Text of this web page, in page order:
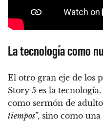
La tecnología como
El otro gran eje de los
Story 5 es la
como sermón de
tiempos”, sino como una